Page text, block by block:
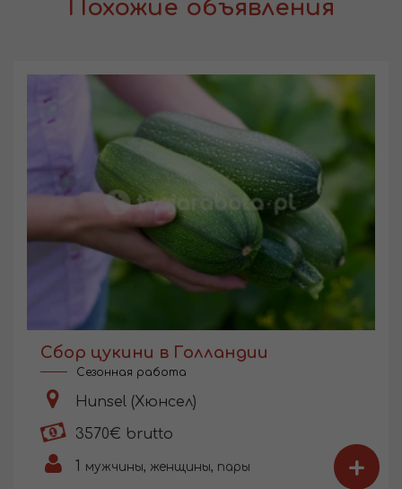
Похожие объявления
Сбор цукини в Голландии
Сезонная работа
Hunsel (Хюнсел)
3570€ brutto
1 мужчины, женщины, пары +